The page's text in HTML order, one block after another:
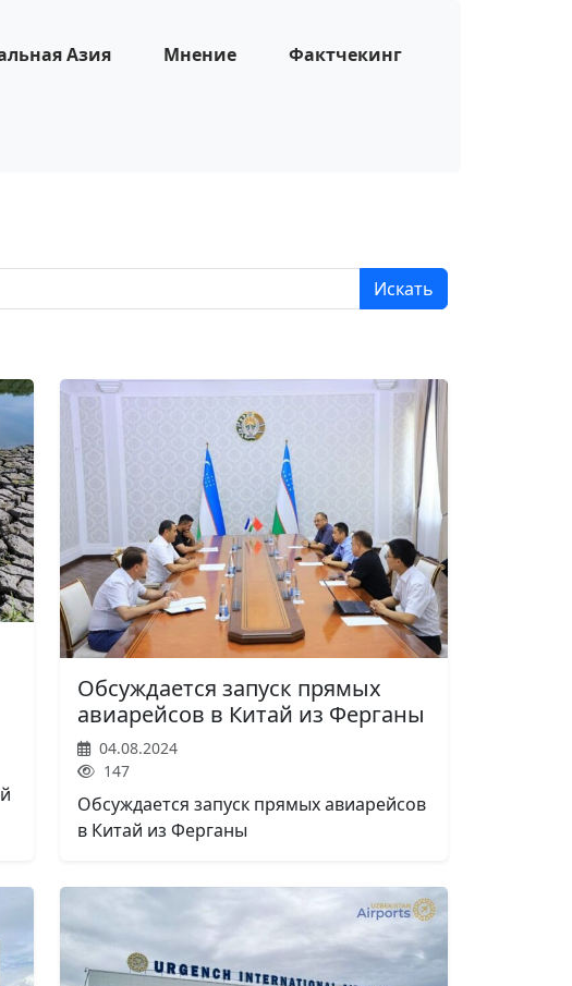
Азия Мнение Фактчекинг
Искать
Обсуждается запуск прямых
авиарейсов в Китай из Ферганы
04.08.2024
147
Обсуждается запуск прямых авиарейсов
в Китай из Ферганы